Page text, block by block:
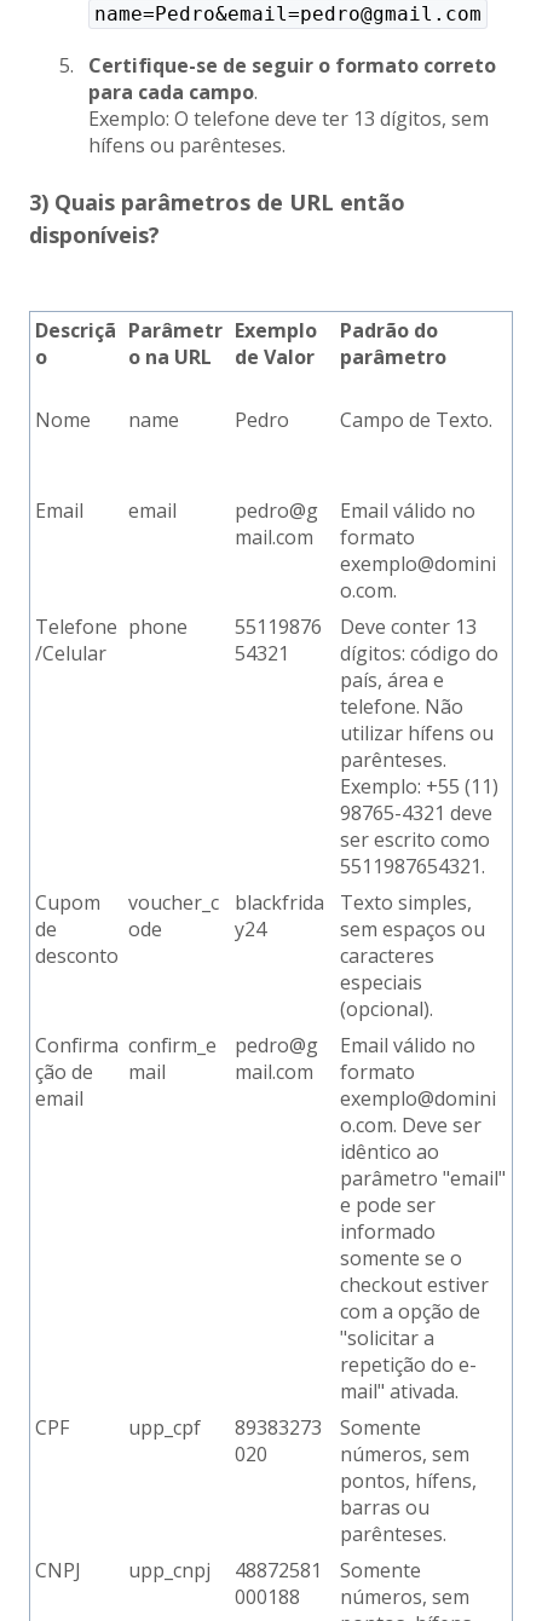
name=Pedro&email=pedro@gmail.com
Certifique-se de seguir o formato correto
para cada campo.
Exemplo: O telefone deve ter 13 dígitos, sem
hífens ou parênteses.
3) Quais parâmetros de URL então
disponíveis?
Descriçã
o
Parâmetr
o na URL
Exemplo
de Valor
Padrão do
parâmetro
Nome name Pedro Campo de Texto.
Email email
pedro@g
mail.com
Email válido no
formato
exemplo@domini
o.com.
Telefone
/Celular
phone
55119876
54321
Deve conter 13
dígitos: código do
país, área e
telefone. Não
utilizar hífens ou
parênteses.
Exemplo: +55 (11)
98765-4321 deve
ser escrito como
5511987654321.
Cupom
de
desconto
voucher_c
ode
blackfrida
y24
Texto simples,
sem espaços ou
caracteres
especiais
(opcional).
Confirma
ção de
email
confirm_e
mail
pedro@g
mail.com
Email válido no
formato
exemplo@domini
o.com. Deve ser
idêntico ao
parâmetro "email"
e pode ser
informado
somente se o
checkout estiver
com a opção de
"solicitar a
repetição do e-
mail" ativada.
CPF
upp_cpf
89383273
020
Somente
números, sem
pontos, hífens,
barras ou
parênteses.
CNPJ
upp_cnpj
48872581
000188
Somente
números, sem